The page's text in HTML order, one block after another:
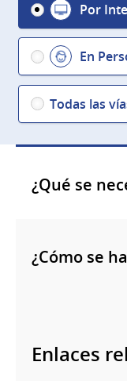
Por
En
Todas las
¿Qué se
¿Cómo se
Enlaces